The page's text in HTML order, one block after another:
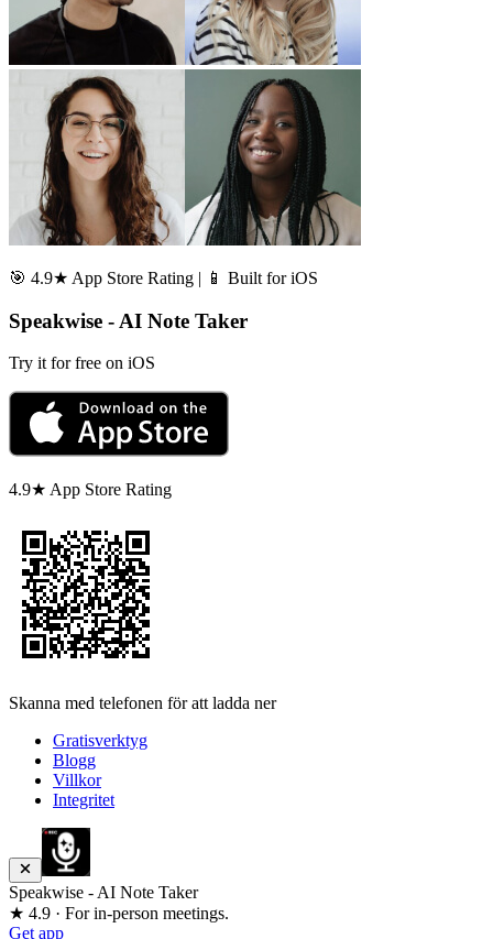
🎯 4.9★ App Store Rating | 📱 Built for iOS
Speakwise - AI Note Taker
Try it for free on iOS
4.9★ App Store Rating
Skanna med telefonen för att ladda ner
Gratisverktyg
Blogg
Villkor
Integritet
Speakwise - AI Note Taker
★ 4.9 · For in-person meetings.
Get app